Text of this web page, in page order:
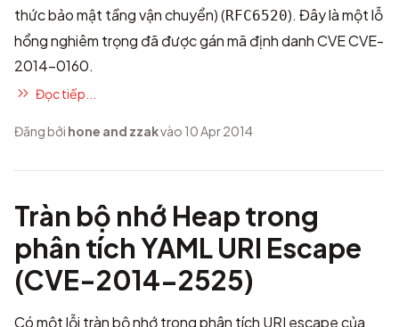
thức bảo mật tầng vận chuyển) (RFC6520). Đây là một lỗ
hổng nghiêm trọng đã được gán mã định danh CVECVE-
2014-0160.
Đọc tiếp...
Đăng bởi hone and zzakvào 10 Apr 2014
Tràn bộ nhớ Heap trong
phân tích YAML URI Escape
(CVE-2014-2525)
Có một lỗi tràn bộ nhớ trong phân tích URI escape của